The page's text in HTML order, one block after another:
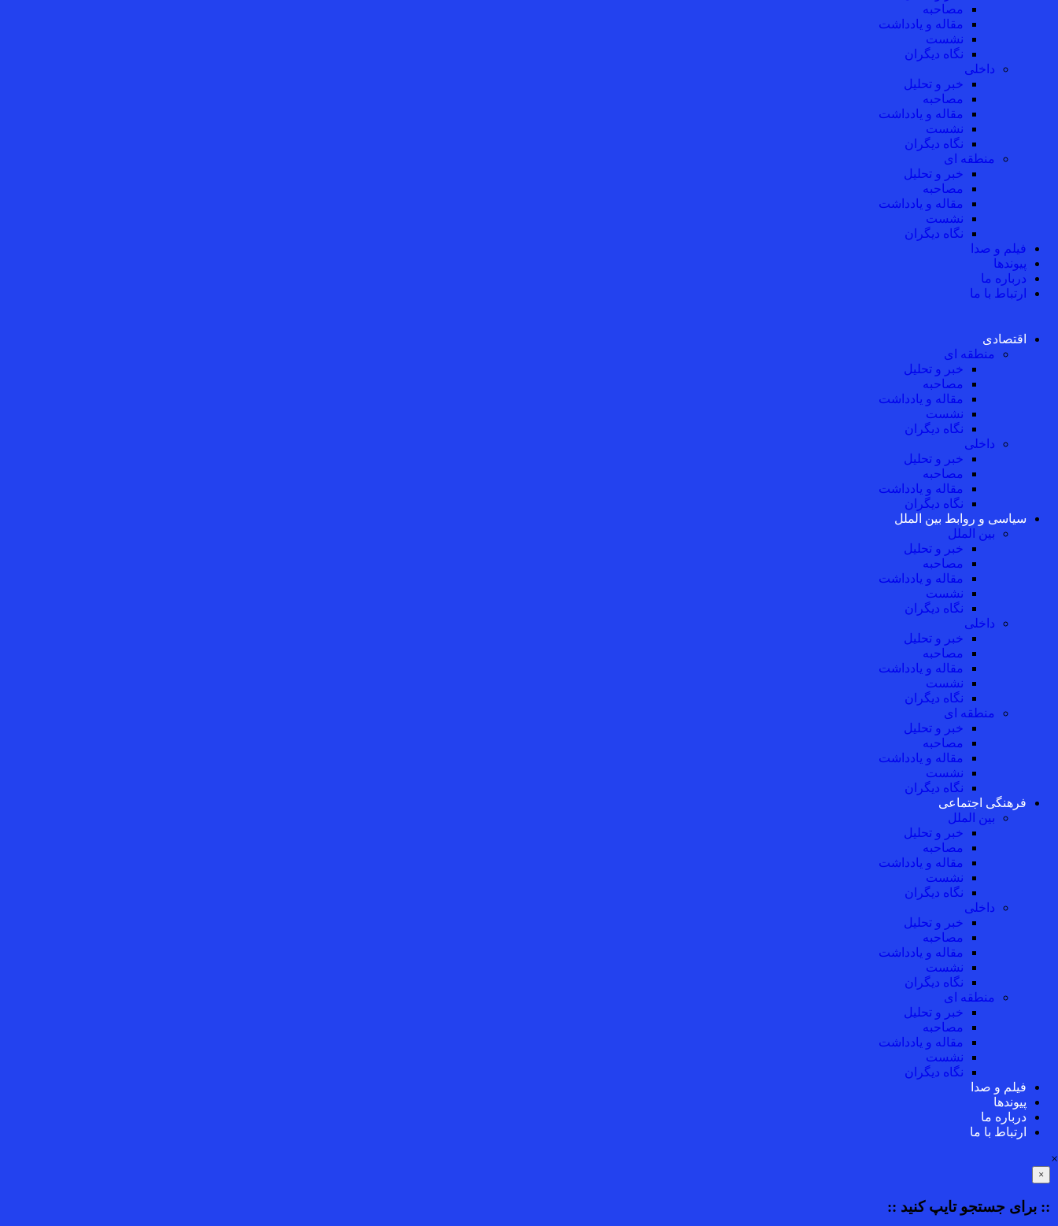
مصاحبه
مقاله و یادداشت
نشست
نگاه دیگران
داخلی
خبر و تحلیل
مصاحبه
مقاله و یادداشت
نشست
نگاه دیگران
منطقه ای
خبر و تحلیل
مصاحبه
مقاله و یادداشت
نشست
نگاه دیگران
فیلم و صدا
پیوندها
درباره ما
ارتباط با ما
اقتصادی
منطقه ای
خبر و تحلیل
مصاحبه
مقاله و یادداشت
نشست
نگاه دیگران
داخلی
خبر و تحلیل
مصاحبه
مقاله و یادداشت
نگاه دیگران
سیاسی و روابط بین الملل
بین الملل
خبر و تحلیل
مصاحبه
مقاله و یادداشت
نشست
نگاه دیگران
داخلی
خبر و تحلیل
مصاحبه
مقاله و یادداشت
نشست
نگاه دیگران
منطقه ای
خبر و تحلیل
مصاحبه
مقاله و یادداشت
نشست
نگاه دیگران
فرهنگی اجتماعی
بین الملل
خبر و تحلیل
مصاحبه
مقاله و یادداشت
نشست
نگاه دیگران
داخلی
خبر و تحلیل
مصاحبه
مقاله و یادداشت
نشست
نگاه دیگران
منطقه ای
خبر و تحلیل
مصاحبه
مقاله و یادداشت
نشست
نگاه دیگران
فیلم و صدا
پیوندها
درباره ما
ارتباط با ما
×
×
:: برای جستجو تایپکنید ::